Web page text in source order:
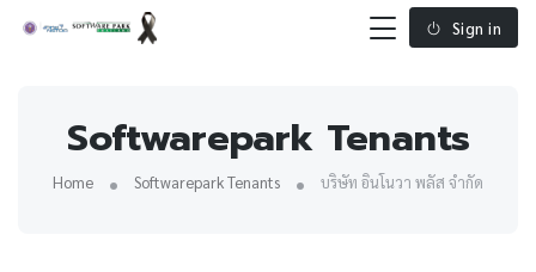
Sign in
Softwarepark Tenants
Home Softwarepark Tenants บริษัท อินโนวา พลัส จำกัด